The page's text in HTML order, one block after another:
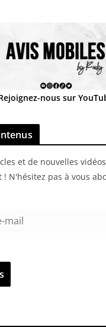
nous sur
et de nouvelles
N'hésitez pas à vous